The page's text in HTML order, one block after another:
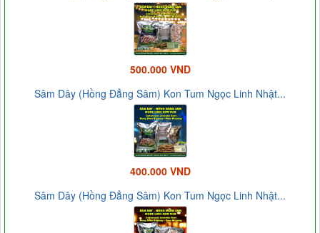
500.000 VND
Sâm Dây (Hồng Đẳng Sâm) Kon Tum Ngọc Linh Nhật...
400.000 VND
Sâm Dây (Hồng Đẳng Sâm) Kon Tum Ngọc Linh Nhật...